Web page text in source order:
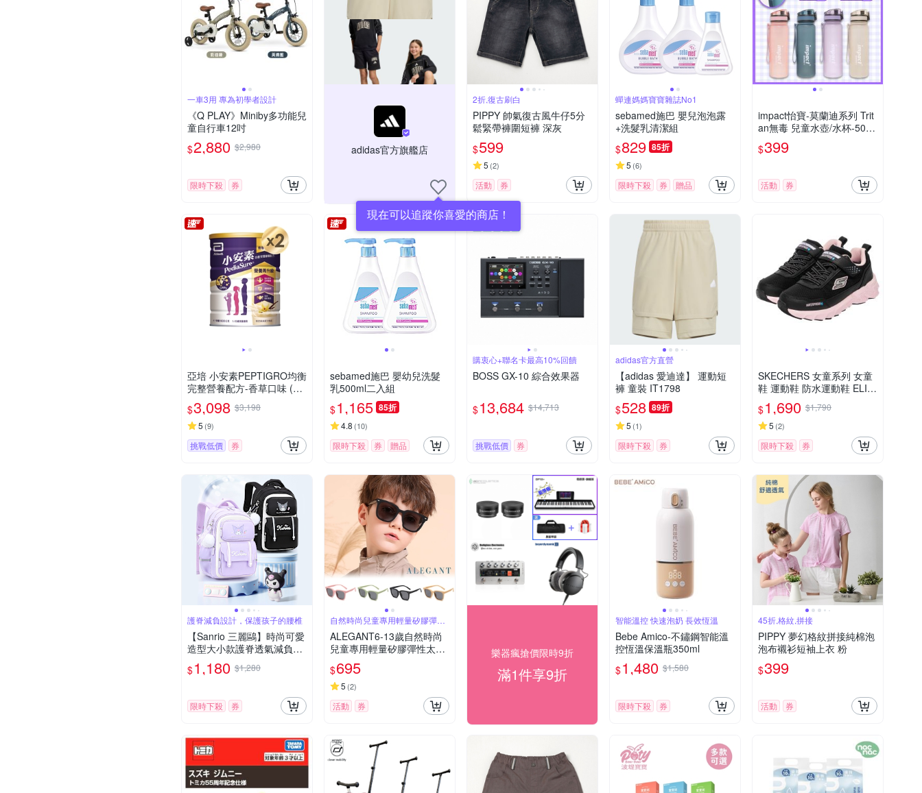
一車3用 專為初學者設計
《Q PLAY》Miniby多功能兒
童自行車12吋
$2,880 $2,980
限時下殺 券
adidas官方旗艦店
現在可以追蹤你喜愛的商店！
2折,復古刷白
PIPPY 帥氣復古風牛仔5分
鬆緊帶褲圍短褲 深灰
$599
5 (2)
活動 券
蟬連媽媽寶寶雜誌No1
sebamed施巴 嬰兒泡泡露
+洗髮乳清潔組
$829 85折
5 (6)
限時下殺 券 贈品
impact怡寶-莫蘭迪系列 Trit
an無毒 兒童水壺/水杯-500
ml 附長提繩
$399
活動 券
亞培 小安素PEPTIGRO均衡
完整營養配方-香草口味 (16
00g x 2入)
$3,098 $3,198
5 (9)
挑戰低價 券
sebamed施巴 嬰幼兒洗髮
乳500ml二入組
$1,165 85折
4.8 (10)
限時下殺 券 贈品
購衷心+聯名卡最高10%回饋
BOSS GX-10 綜合效果器
$13,684 $14,713
挑戰低價 券
adidas官方直營
【adidas 愛迪達】 運動短
褲 童裝 IT1798
$528 89折
5 (1)
限時下殺 券
SKECHERS 女童系列 女童
鞋 運動鞋 防水運動鞋 ELIT
E SPORT TREAD - 319260
LBKLP
$1,690 $1,790
5 (2)
限時下殺 券
護脊減負設計，保護孩子的腰椎
【Sanrio 三麗鷗】時尚可愛
造型大小款護脊透氣減負兒
童書包-多款可選
$1,180 $1,280
限時下殺 券
自然時尚兒童專用輕量矽膠彈性
偏光太陽眼鏡
ALEGANT6-13歲自然時尚
兒童專用輕量矽膠彈性太陽
眼鏡│UV400偏光墨鏡│台灣
品牌│4色
$695
5 (2)
活動 券
樂器瘋搶價限時9折
滿1件享9折
智能溫控 快速泡奶 長效恆溫
Bebe Amico-不鏽鋼智能溫
控恆溫保溫瓶350ml
$1,480 $1,580
限時下殺 券
45折,格紋,拼接
PIPPY 夢幻格紋拼接純棉泡
泡布襯衫短袖上衣 粉
$399
活動 券